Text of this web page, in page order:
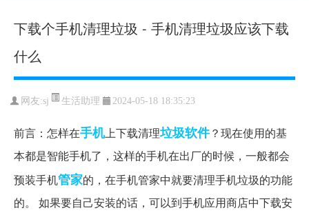
下载个手机清理垃圾 - 手机清理垃圾应该下载
什么
网友:sj 生活助理 2024-05-18 18:35:23
前言：怎样在手机上下载清理垃圾软件？现在使用的基
本都是智能手机了，这样的手机在出厂的时候，一般都会
预装手机管家的，在手机管家中就要清理手机垃圾的功能
的。 如果要自己安装的话，可以到手机应用商店中下载安